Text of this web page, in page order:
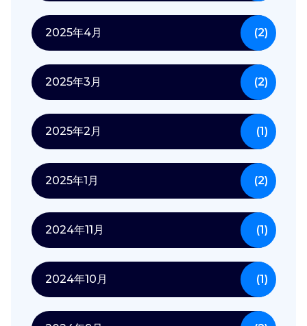
2025年4月 (2)
2025年3月 (2)
2025年2月 (1)
2025年1月 (2)
2024年11月 (1)
2024年10月 (1)